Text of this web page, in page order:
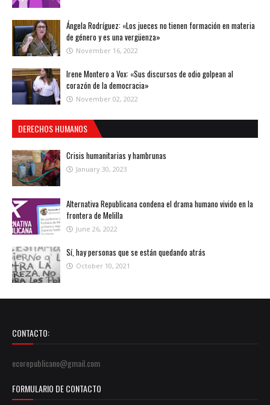
Ángela Rodríguez: «Los jueces no tienen formación en materia
de género y es una vergüenza»
November 16, 2022
Irene Montero a Vox: «Sus discursos de odio golpean al
corazón de la democracia»
November 02, 2022
DERECHOS HUMANOS
Crisis humanitarias y hambrunas
January 30, 2023
Alternativa Republicana condena el drama humano vivido en la
frontera de Melilla
June 26, 2022
Sí, hay personas que se están quedando atrás
October 10, 2021
CONTACTO:
ecorepublicano@gmail.com
FORMULARIO DE CONTACTO